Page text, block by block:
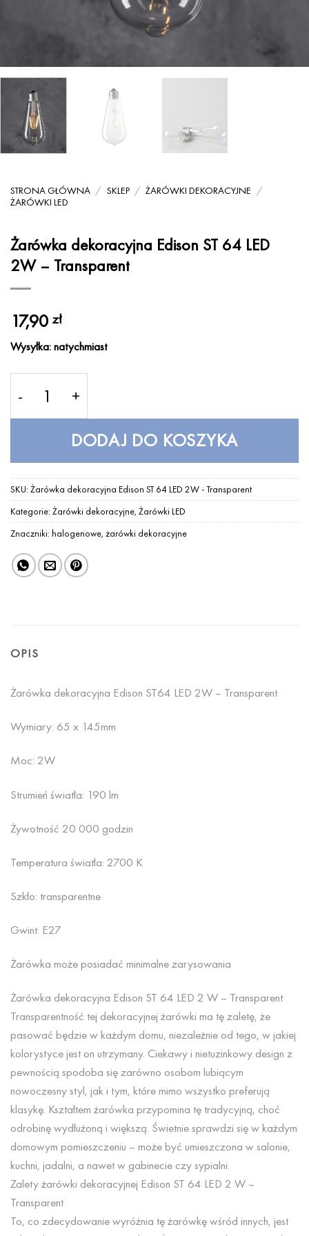
STRONA GŁÓWNA / SKLEP / ŻARÓWKI DEKORACYJNE /
ŻARÓWKI LED
Żarówka dekoracyjna Edison ST 64 LED
2W – Transparent
17,90zł
Wysyłka: natychmiast
DODAJ DO KOSZYKA
SKU: Żarówka dekoracyjna Edison ST 64 LED 2W - Transparent
Kategorie: Żarówki dekoracyjne, Żarówki LED
Znaczniki: halogenowe, żarówki dekoracyjne
OPIS
Żarówka dekoracyjna Edison ST64 LED 2W – Transparent
Wymiary: 65 x 145mm
Moc: 2W
Strumień światła: 190 lm
Żywotność 20 000 godzin
Temperatura światła: 2700 K
Szkło: transparentne
Gwint: E27
Żarówka może posiadać minimalne zarysowania
Żarówka dekoracyjna Edison ST 64 LED 2 W – Transparent
Transparentność tej dekoracyjnej żarówki ma tę zaletę, że
pasować będzie w każdym domu, niezależnie od tego, w jakiej
kolorystyce jest on utrzymany. Ciekawy i nietuzinkowy design z
pewnością spodoba się zarówno osobom lubiącym
nowoczesny styl, jak i tym, które mimo wszystko preferują
klasykę. Kształtem żarówka przypomina tę tradycyjną, choć
odrobinę wydłużoną i większą. Świetnie sprawdzi się w każdym
domowym pomieszczeniu – może być umieszczona w salonie,
kuchni, jadalni, a nawet w gabinecie czy sypialni.
Zalety żarówki dekoracyjnej Edison ST 64 LED 2 W –
Transparent
To, co zdecydowanie wyróżnia tę żarówkę wśród innych, jest